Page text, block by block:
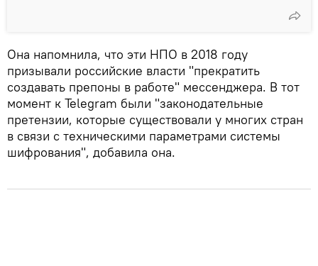
Она напомнила, что эти НПО в 2018 году
призывали российские власти "прекратить
создавать препоны в работе" мессенджера. В тот
момент к Telegram были "законодательные
претензии, которые существовали у многих стран
в связи с техническими параметрами системы
шифрования", добавила она.